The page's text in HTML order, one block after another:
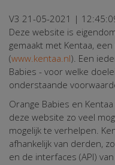
V3 21-05-2021 |
Deze website is
gemaakt met Kentaa,
(www.kentaa.nl). Een
Babies - voor welke
onderstaande
Orange Babies en
deze website zo veel
mogelijk te verhelpen.
afhankelijk van derden,
en de interfaces (API)